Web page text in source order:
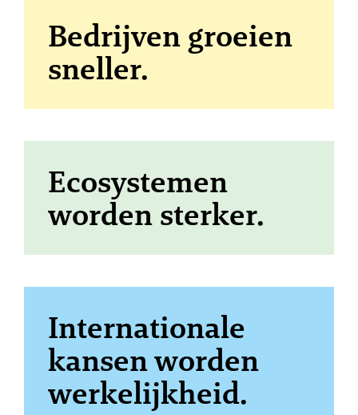
Bedrijven groeien
sneller.
Ecosystemen
worden sterker.
Internationale
kansen worden
werkelijkheid.